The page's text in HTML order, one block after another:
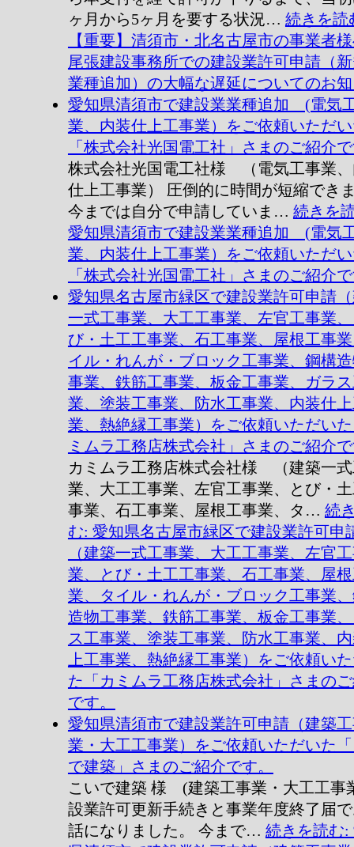
ヶ月から5ヶ月を要する状況… 続きを読
【重要】清須市・北名古屋市の事業者
尾張建設事務所での建設業許可申請（
業種追加）の大幅な遅延についてのお
愛知県清須市で建設業業種追加 (電気
業、内装仕上工事業）をご依頼いただ
「株式会社光国電工社」さまのご紹介
株式会社光国電工社様 （電気工事業
仕上工事業） 圧倒的に時間が短縮でき
今までは自分で申請していま… 続きを
愛知県清須市で建設業業種追加 (電気
業、内装仕上工事業）をご依頼いただ
「株式会社光国電工社」さまのご紹介
愛知県名古屋市緑区で建設業許可申請
一式工事業、大工工事業、左官工事業
び・土工工事業、石工事業、屋根工事
イル・れんが・ブロック工事業、鋼構
事業、鉄筋工事業、板金工事業、ガラ
業、塗装工事業、防水工事業、内装仕
業、熱絶縁工事業）をご依頼いただい
ミムラ工務店株式会社」さまのご紹介
カミムラ工務店株式会社様 （建築一
業、大工工事業、左官工事業、とび・
事業、石工事業、屋根工事業、タ… 続
む: 愛知県名古屋市緑区で建設業許可申
（建築一式工事業、大工工事業、左官
業、とび・土工工事業、石工事業、屋
業、タイル・れんが・ブロック工事業
造物工事業、鉄筋工事業、板金工事業
ス工事業、塗装工事業、防水工事業、
上工事業、熱絶縁工事業）をご依頼い
た「カミムラ工務店株式会社」さまの
です。
愛知県清須市で建設業許可申請（建築
業・大工工事業）をご依頼いただいた
で建築」さまのご紹介です。
こいで建築 様 (建築工事業・大工工事
設業許可更新手続きと事業年度終了届
話になりました。 今まで… 続きを読む: